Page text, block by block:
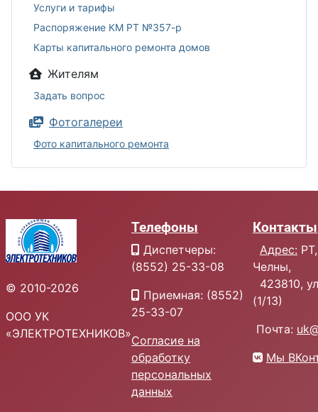
Услуги и тарифы
Распоряжение КМ РТ №357-р
Карты капитального ремонта домов
Жителям
Задать вопрос
Фотогалереи
Фото капитального ремонта
© 2010-2026
ООО УК
«ЭЛЕКТРОТЕХНИКОВ»
Телефоны
Диспетчеры:
(8552) 25-33-08
Приемная: (8552)
25-33-07
Согласие на
обработку
персональных
данных
Контакты
Адрес:
Челны,
423810,
(1/13)
Почта:
Мы